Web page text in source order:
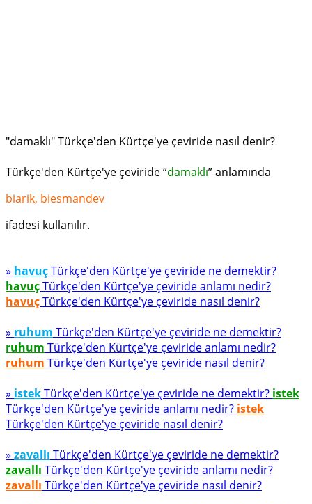
"damaklı" Türkçe'den Kürtçe'ye çeviride nasıl denir?
Türkçe'den Kürtçe'ye çeviride “damaklı” anlamında
biarik, biesmandev
ifadesi kullanılır.
» havuçTürkçe'den Kürtçe'ye çeviride ne demektir?
havuçTürkçe'den Kürtçe'ye çeviride anlamı nedir?
havuçTürkçe'den Kürtçe'ye çeviride nasıl denir?
» ruhum Türkçe'den Kürtçe'ye çeviride ne demektir?
ruhum Türkçe'den Kürtçe'ye çeviride anlamı nedir?
ruhum Türkçe'den Kürtçe'ye çeviride nasıl denir?
» istekTürkçe'den Kürtçe'ye çeviride ne demektir? istek
Türkçe'den Kürtçe'ye çeviride anlamı nedir? istek
Türkçe'den Kürtçe'ye çeviride nasıl denir?
» zavallı Türkçe'den Kürtçe'ye çeviride ne demektir?
zavallı Türkçe'den Kürtçe'ye çeviride anlamı nedir?
zavallı Türkçe'den Kürtçe'ye çeviride nasıl denir?